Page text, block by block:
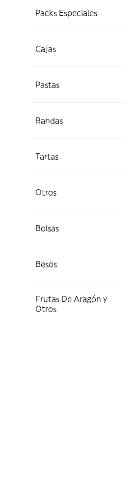
Packs Especiales
Cajas
Pastas
Bandas
Tartas
Otros
Bolsas
Besos
Frutas De Aragón y
Otros